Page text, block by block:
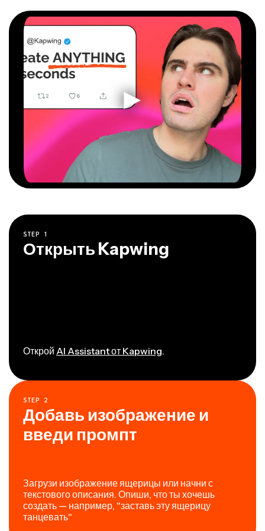
STEP 1
Открыть Kapwing
Открой AI Assistant от Kapwing.
STEP 2
Добавь изображение и
введи промпт
Загрузи изображение ящерицы или начни с
текстового описания. Опиши, что ты хочешь
создать — например, "заставь эту ящерицу
танцевать"